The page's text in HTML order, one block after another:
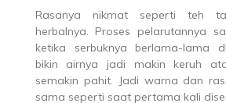
Rasanya nikmat seperti teh
herbalnya. Proses pelarutannya
ketika serbuknya berlama-lama
bikin airnya jadi makin keruh
semakin pahit. Jadi warna dan
sama seperti saat pertama kali